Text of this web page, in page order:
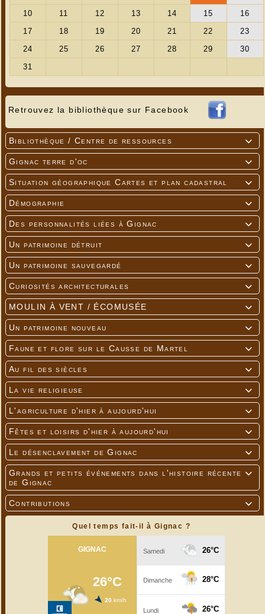
Retrouvez la bibliothèque sur Facebook

Bibliothèque / Centre de ressources

Gignac terre d'oc

Situation géographique Cartes et plan cadastral

Démographie

Des personnalités liées à Gignac

Un patrimoine détruit

Un patrimoine sauvegardé

Curiosités architecturales

MOULIN À VENT / ÉCOMUSÉE

Un patrimoine nouveau

Faune et flore sur le Causse de Martel

Au fil des siècles

La vie religieuse

L'agriculture d'hier à aujourd'hui

Fêtes et loisirs d'hier à aujourd'hui

Le désenclavement de Gignac

Grands et petits événements dans l'histoire récente
de Gignac

Contributions
Quel temps fait-il à Gignac ?